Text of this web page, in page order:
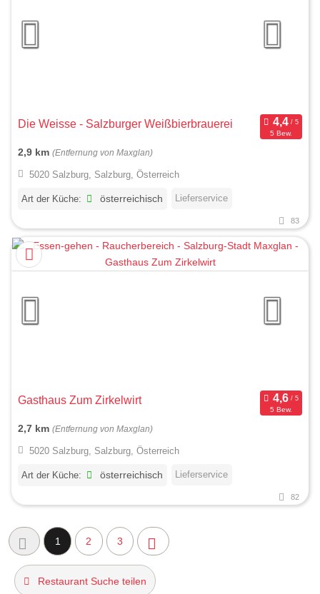
Die Weisse - Salzburger Weißbierbrauerei
5 Bew.
2,9 km (Entfernung von Maxglan)
5020 Salzburg, Salzburg, Österreich
Art der Küche: österreichisch Lieferservice
83
Gasthaus Zum Zirkelwirt
5 Bew.
2,7 km (Entfernung von Maxglan)
5020 Salzburg, Salzburg, Österreich
Art der Küche: österreichisch Lieferservice
82
1 2 3
Restaurant Suche teilen